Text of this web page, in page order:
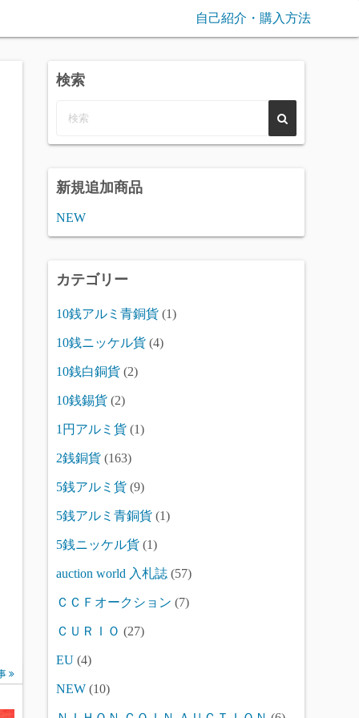
自己紹介・購入方法
検索
新規追加商品
NEW
カテゴリー
10銭アルミ青銅貨 (1)
10銭ニッケル貨 (4)
10銭白銅貨 (2)
10銭錫貨 (2)
1円アルミ貨 (1)
2銭銅貨 (163)
5銭アルミ貨 (9)
5銭アルミ青銅貨 (1)
5銭ニッケル貨 (1)
auction world 入札誌 (57)
ＣＣＦオークション (7)
ＣＵＲＩＯ (27)
EU (4)
NEW (10)